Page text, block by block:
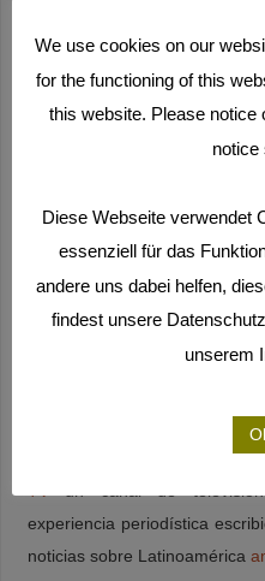
universidad de Hamburgo
cultural y estudios
las culturas de Latinoamérica
documentales.
«Heute noch Besetzer?»
ocuparon la Hafenstrasse
cultura alternativa de
experiencia periodística
noticias sobre Latinoamérica
We use cookies on our
for the functioning of this
this website. Please notice
notice
Diese Webseite verwendet
essenziell für das
andere uns dabei helfen,
findest unsere
unserem